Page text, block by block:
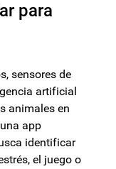
para
sensores de
artificial
animales en
app
identificar
el juego o